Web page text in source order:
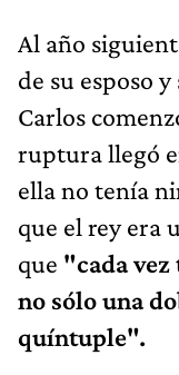
Al año
de su esposo
Carlos
ruptura llegó
ella no tenía
que el rey era
que "cada vez
no sólo una
quíntuple".